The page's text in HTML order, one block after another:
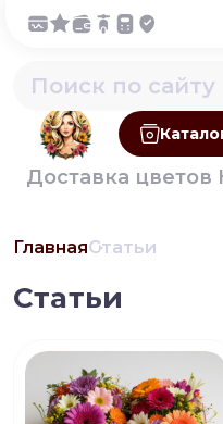
Доставка
ГлавнаяСтатьи
Статьи